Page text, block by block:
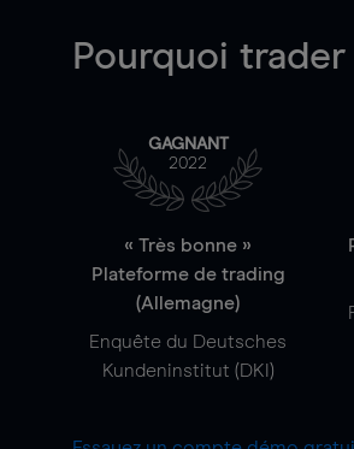
Pourquoi trader
GAGNANT
2022
« Très bonne »
Plateforme de trading
(Allemagne)
Enquête du Deutsches
Kundeninstitut (DKI)